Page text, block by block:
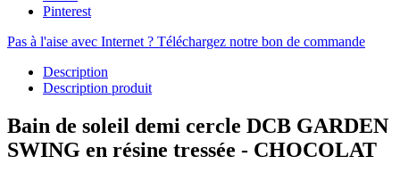
Pinterest
Pas à l'aise avec Internet ? Téléchargez notre bon de commande
Description
Description produit
Bain de soleil demi cercle DCB GARDEN
SWING en résine tressée - CHOCOLAT